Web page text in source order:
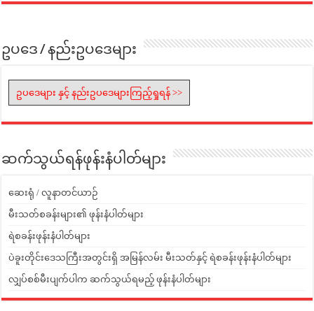
ဥပဒေ / နည်းဥပဒေများ
ဥပဒေများ နှင့် နည်းဥပဒေများကြည့်ရှုရန် >>
ဆက်သွယ်ရန်ဖုန်းနံပါတ်များ
ဆေးရုံ / လူနာတင်ယာဉ်
မီးသတ်စခန်းများ၏ ဖုန်းနံပါတ်များ
ရဲစခန်းဖုန်းနံပါတ်များ
ပဲခူးတိုင်းဒေသကြီးအတွင်းရှိ အမြန်လမ်း မီးသတ်နှင့် ရဲစခန်းဖုန်းနံပါတ်များ
လျှပ်စစ်မီးပျက်ပါက ဆက်သွယ်ရမည့် ဖုန်းနံပါတ်များ